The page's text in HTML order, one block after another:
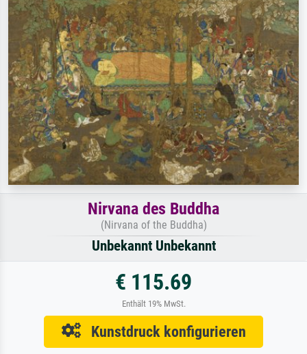
Nirvana des Buddha
(Nirvana of the Buddha)
Unbekannt Unbekannt
€ 115.69
Enthält 19% MwSt.
Kunstdruck konfigurieren